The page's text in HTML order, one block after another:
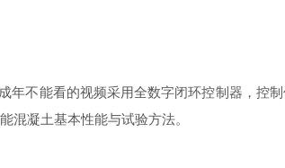
能看的视频采用全数字闭环控制器，控制伺
混凝土基本性能与试验方法。